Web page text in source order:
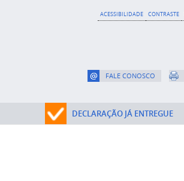
ACESSIBILIDADE CONTRASTE
FALE CONOSCO
DECLARAÇÃO JÁ ENTREGUE